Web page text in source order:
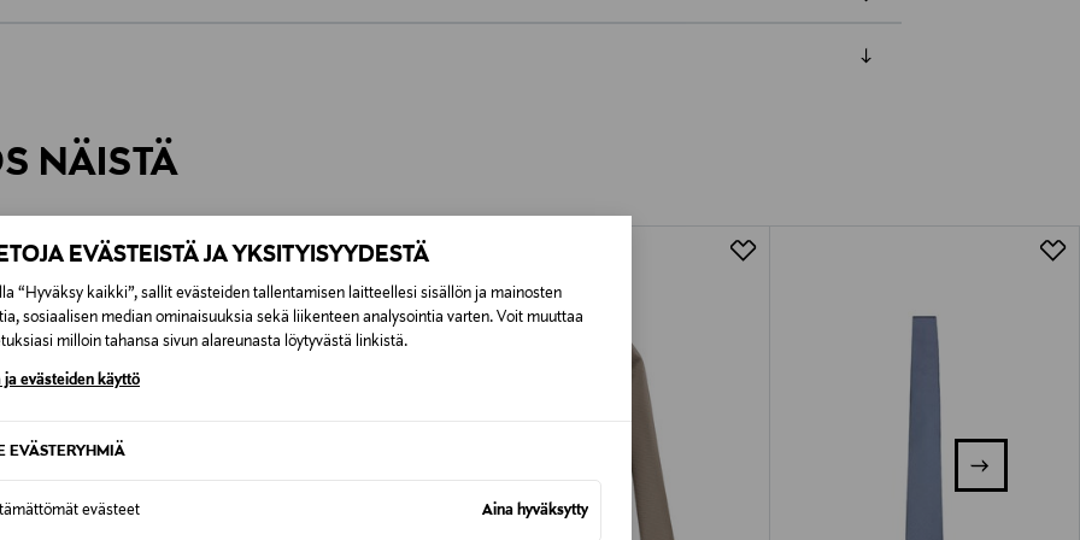
EVÄSTEISTÄ JA YKSITYISYYDESTÄ
“Hyväksy kaikki”, sallit evästeiden tallentamisen laitteellesi sisällön ja mainosten
sosiaalisen median ominaisuuksia sekä liikenteen analysointia varten. Voit muuttaa
milloin tahansa sivun alareunasta löytyvästä linkistä.
ja evästeiden käyttö
EVÄSTERYHMIÄ
evästeet Aina hyväksytty
Alk. 6,90 €, kun toimitus on saatavilla valittuun osoitteeseen.
NÄISTÄ